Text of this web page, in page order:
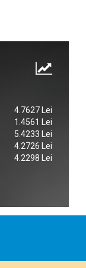
4.7627 Lei
1.4561 Lei
5.4233 Lei
4.2726 Lei
4.2298 Lei